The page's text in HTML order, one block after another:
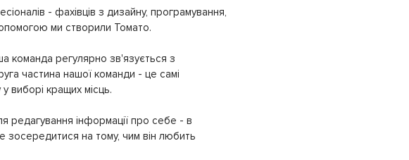
- фахівців з дизайну, програмування,
ми створили Томато.
команда регулярно зв'язується з
частина нашої команди - це самі
виборі кращих місць.
редагування інформації про себе - в
зосередитися на тому, чим він любить